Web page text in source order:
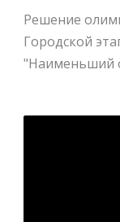
Решение
Городской
"Наименьший